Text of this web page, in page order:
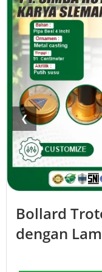
❮
Bollard
dengan